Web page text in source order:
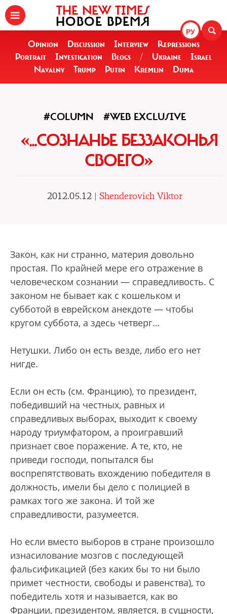
РУ
THE NEW TIMES
НОВОЕ ВРЕМЯ
Opinion Discussion Interview
Repressions
Portrait
Investigation Blogs / Ukraine
Israel
Navalny
Trump Putin Kremlin Duma
#COLUMN #WEB EXCLUSIVE
«...СОЗНАНЬЕ БЕЗЗАКОНЬЯ
СВОЕГО»
2012.05.12 | Shenderovich Viktor
Закон, как ни странно, материя довольно
простая. По крайней мере его отражение в
человеческом сознании — справедливость. С
законом не бывает как с кошельком и
субботой в еврейском анекдоте — чтобы
кругом суббота, а здесь четверг…
Нетушки. Либо он есть везде, либо его нет
нигде.
Если он есть (см. Францию), то президент,
победивший на честных, равных и
справедливых выборах, выходит к своему
народу триумфатором, а проигравший
признает свое поражение. А те, кто, не
приведи господи, попытался бы
воспрепятствовать вхождению победителя в
должность, имели бы дело с полицией в
рамках того же закона. И той же
справедливости, разумеется.
Но если вместо выборов в стране произошло
изнасилование мозгов с последующей
фальсификацией (без каких бы то ни было
примет честности, свободы и равенства), то
победитель хотя и называется, как во
Франции, президентом, является, в сущности,